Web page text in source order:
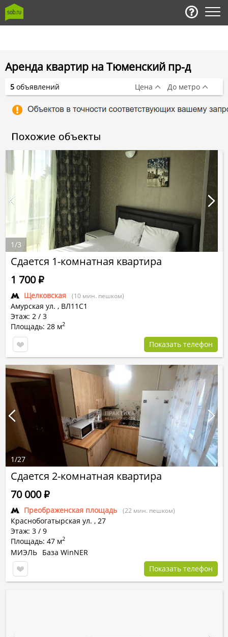
Аренда квартир на Тюменский пр-д
Сдается 1-комнатная квартира
Щелковская (10 мин. пешком)
Амурская ул. , ВЛ11С1
Этаж: 2 / 3
Площадь: 28 м2
1 700Р
Показать телефон
1/3
Сдается 2-комнатная квартира
Преображенская площадь (22 мин. пешком)
Краснобогатырская ул. , 27
Этаж: 3 / 9
Площадь: 47 м2
70 000Р
МИЭЛЬ База WinNER
Показать телефон
1/27
5 объявлений Цена До метро